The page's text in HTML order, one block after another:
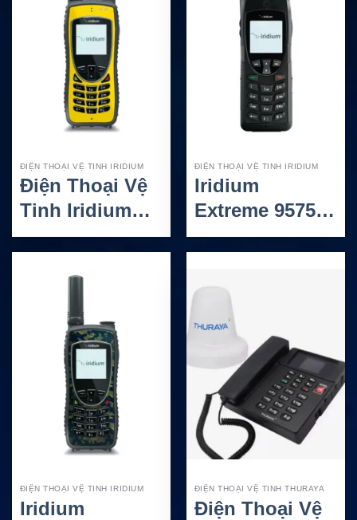
ĐIỆN THOẠI VỆ TINH IRIDIUM
Điện Thoại Vệ
Tinh Iridium
Extreme 9575N
ĐIỆN THOẠI VỆ TINH IRIDIUM
Iridium
Extreme 9575:
Điện thoại vệ
tích hợp GPS
và SOS
ĐIỆN THOẠI VỆ TINH IRIDIUM
Iridium
ĐIỆN THOẠI VỆ TINH THURAYA
Điện Thoại Vệ